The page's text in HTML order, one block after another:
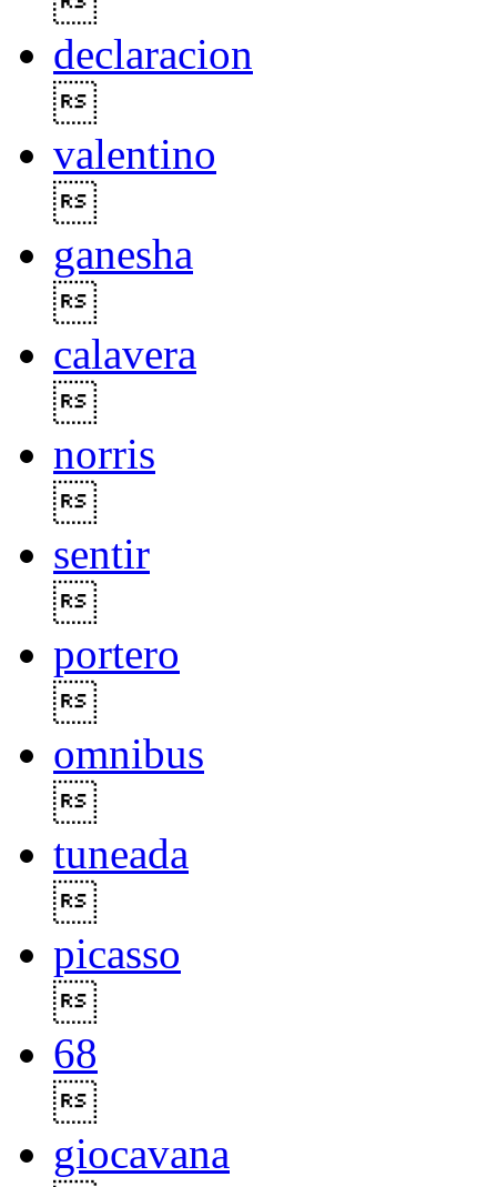
declaracion
valentino
ganesha
calavera
norris
sentir
portero
omnibus
tuneada
picasso
68
giocavana